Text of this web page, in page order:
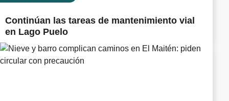
Continúan las tareas de mantenimiento vial
en Lago Puelo